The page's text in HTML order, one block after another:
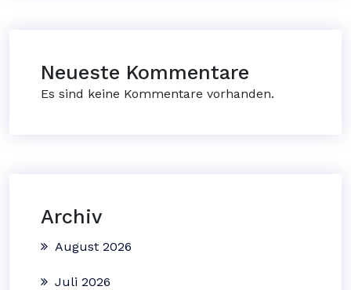
Neueste Kommentare
Es sind keine Kommentare vorhanden.
Archiv
August 2026
Juli 2026